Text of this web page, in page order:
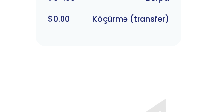
$0.00
Köçürmə (transfer)